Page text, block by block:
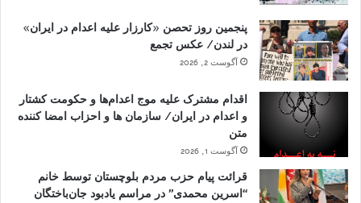
پنجمین روز تحصن «کارزار علیه اعدام در ایران»
در لندن/ عکس تجمع
آگوست 2, 2026
اقدام مشترک علیه موج اعدام‌ها و حکومت کشتار
و اعدام در ایران/ سازمان ها و احزاب امضا کننده
متن
آگوست 1, 2026
قرائت پیام حزب مردم بلوچستان توسط خانم
“اسرین محمدی” در مراسم یادبود جان‌باختگان